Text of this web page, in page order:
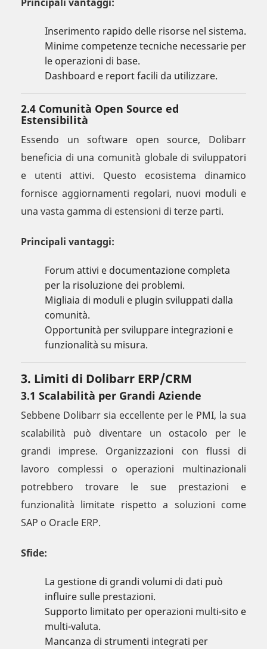
Inserimento rapido delle risorse nel sistema.
Minime competenze tecniche necessarie per
le operazioni di base.
Dashboard e report facili da utilizzare.
2.4 Comunità Open Source ed
Estensibilità
Essendo un software open source, Dolibarr
beneficia di una comunità globale di sviluppatori
e utenti attivi. Questo ecosistema dinamico
fornisce aggiornamenti regolari, nuovi moduli e
una vasta gamma di estensioni di terze parti.
Principali vantaggi:
Forum attivi e documentazione completa
per la risoluzione dei problemi.
Migliaia di moduli e plugin sviluppati dalla
comunità.
Opportunità per sviluppare integrazioni e
funzionalità su misura.
3. Limiti di Dolibarr ERP/CRM
3.1 Scalabilità per Grandi Aziende
Sebbene Dolibarr sia eccellente per le PMI, la sua
scalabilità può diventare un ostacolo per le
grandi imprese. Organizzazioni con flussi di
lavoro complessi o operazioni multinazionali
potrebbero trovare le sue prestazioni e
funzionalità limitate rispetto a soluzioni come
SAP o Oracle ERP.
Sfide:
La gestione di grandi volumi di dati può
influire sulle prestazioni.
Supporto limitato per operazioni multi-sito e
multi-valuta.
Mancanza di strumenti integrati per